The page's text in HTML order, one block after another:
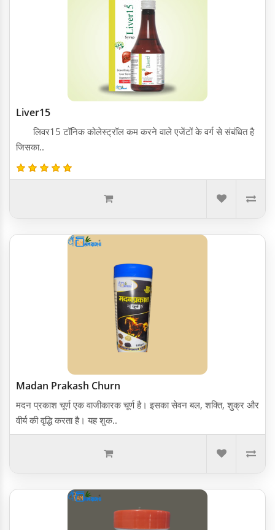
Liver15
लिवर15 टॉनिक कोलेस्ट्रॉल कम करने वाले एजेंटों के वर्ग से संबंधित है
जिसका..
Madan Prakash Churn
मदन प्रकाश चूर्ण एक वाजीकारक चूर्ण है। इसका सेवन बल, शक्ति, शुक्र और
वीर्य की वृद्धि करता है। यह शुक..